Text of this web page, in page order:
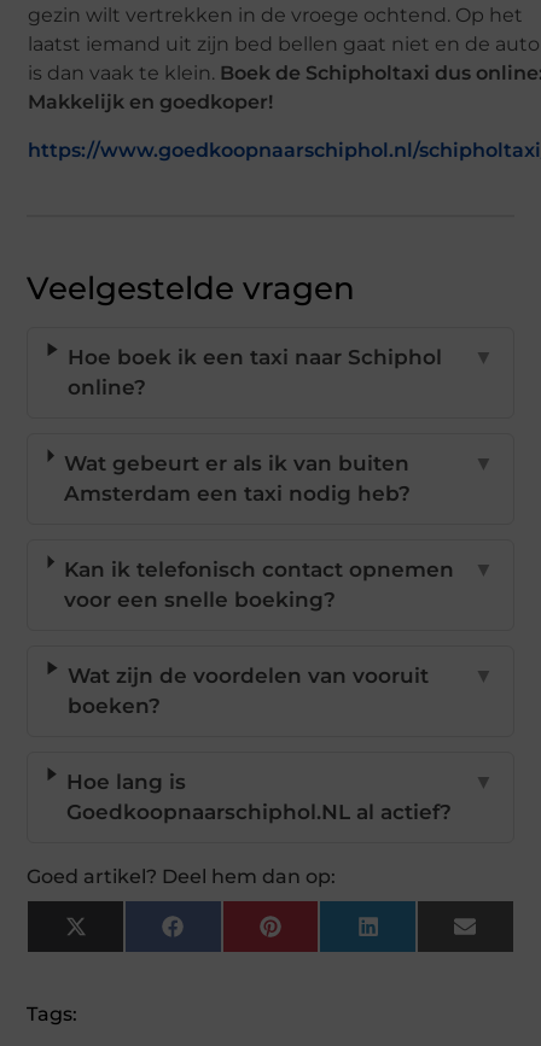
gezin wilt vertrekken in de vroege ochtend. Op het
laatst iemand uit zijn bed bellen gaat niet en de auto
is dan vaak te klein. Boek de Schipholtaxi dus
Makkelijk en goedkoper!
https://www.goedkoopnaarschiphol.nl/
Veelgestelde vragen
Hoe boek ik een taxi naar Schiphol
online?
▼
Wat gebeurt er als ik van buiten
Amsterdam een taxi nodig heb?
▼
Kan ik telefonisch contact opnemen
voor een snelle boeking?
▼
Wat zijn de voordelen van vooruit
boeken?
▼
Hoe lang is
Goedkoopnaarschiphol.NL al actief?
▼
Goed artikel? Deel hem dan op:
X
(Twitter)
FacebookPinterestLinkedInEmail
Tags: